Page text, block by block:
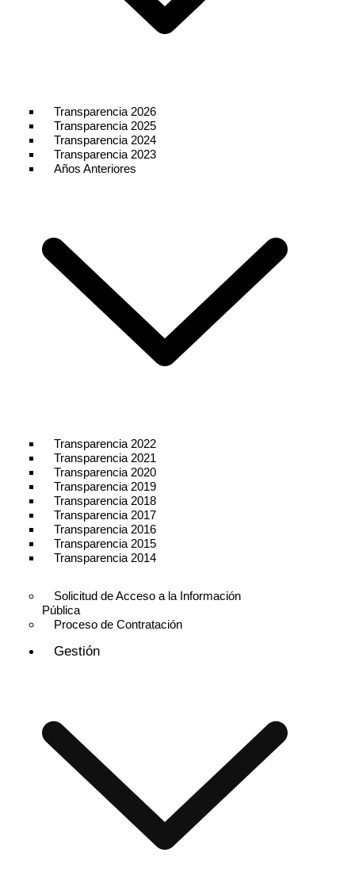
Transparencia 2026
Transparencia 2025
Transparencia 2024
Transparencia 2023
Años Anteriores
Transparencia 2022
Transparencia 2021
Transparencia 2020
Transparencia 2019
Transparencia 2018
Transparencia 2017
Transparencia 2016
Transparencia 2015
Transparencia 2014
Solicitud de Acceso a la Información
Pública
Proceso de Contratación
Gestión